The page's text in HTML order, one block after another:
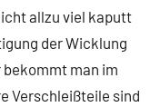
allzu viel kaputt
der Wicklung
man im
Verschleißteile sind